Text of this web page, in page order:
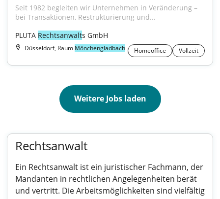
Seit 1982 begleiten wir Unternehmen in Veränderung –
bei Transaktionen, Restrukturierung und...
PLUTA Rechtsanwalts GmbH
Düsseldorf, Raum Mönchengladbach Homeoffice Vollzeit
Weitere Jobs laden
Rechtsanwalt
Ein Rechtsanwalt ist ein juristischer Fachmann, der
Mandanten in rechtlichen Angelegenheiten berät
und vertritt. Die Arbeitsmöglichkeiten sind vielfältig